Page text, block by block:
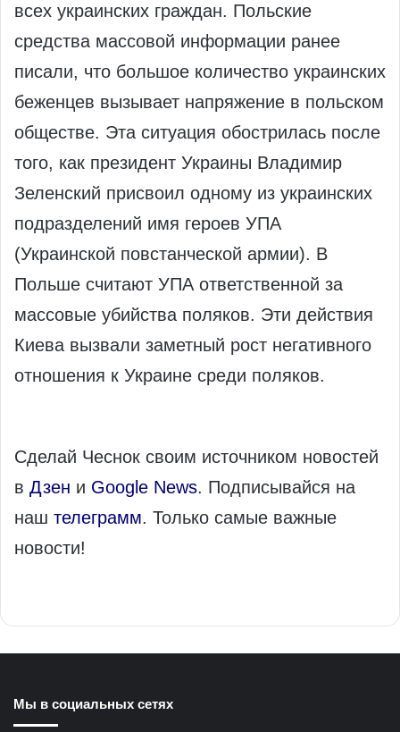
всех украинских граждан. Польские
средства массовой информации ранее
писали, что большое количество украинских
беженцев вызывает напряжение в польском
обществе. Эта ситуация обострилась после
того, как президент Украины Владимир
Зеленский присвоил одному из украинских
подразделений имя героев УПА
(Украинской повстанческой армии). В
Польше считают УПА ответственной за
массовые убийства поляков. Эти действия
Киева вызвали заметный рост негативного
отношения к Украине среди поляков.
Сделай Чеснок своим источником новостей
в Дзен и Google News. Подписывайся на
наш телеграмм. Только самые важные
новости!
Мы в социальных сетях